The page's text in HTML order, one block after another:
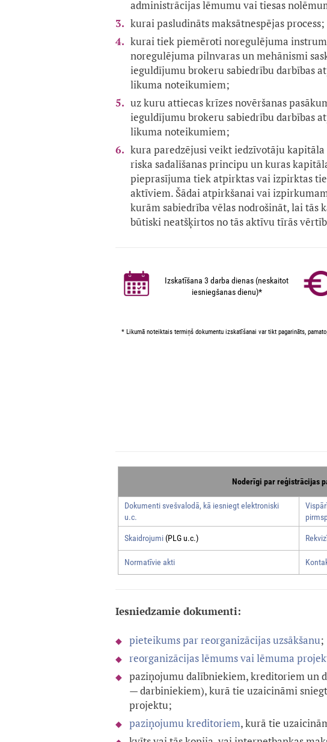
administrācijas lēmumu vai tiesas
kurai pasludināts maksātnespējas process;
kurai tiek piemēroti noregulējuma
noregulējuma pilnvaras un mehānismi
ieguldījumu brokeru sabiedrību darbības
likuma noteikumiem;
uz kuru attiecas krīzes novēršanas
ieguldījumu brokeru sabiedrību darbības
likuma noteikumiem;
kura paredzējusi veikt iedzīvotāju
riska sadalīšanas principu un kuras
pieprasījuma tiek atpirktas vai izpirktas
aktīviem. Šādai atpirkšanai vai
kurām sabiedrība vēlas nodrošināt, lai
būtiski neatšķirtos no tās aktīvu tīrās
Izskatīšana 3 darba dienas (neskaitot
iesniegšanas dienu)*
* Likumā noteiktais termiņš dokumentu izskatīšanai var tikt pagarināts,
Noderīgi par reģistrācijas
Dokumenti svešvalodā, kā iesniegt elektroniski
u.c.
Skaidrojumi(PLG u.c.)
Normatīvie akti
Iesniedzamie dokumenti:
pieteikums par reorganizācijas uzsākšanu;
reorganizācijas lēmums vai lēmuma
paziņojumu dalībniekiem, kreditoriem un
— darbiniekiem), kurā tie uzaicināmi
projektu;
paziņojumu kreditoriem, kurā tie